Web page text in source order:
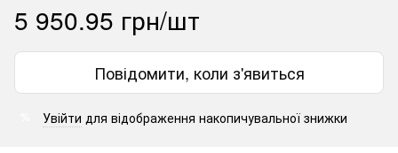
5 950.95 грн/шт
Повідомити, коли з'явиться
Увійти для відображення накопичувальної знижки